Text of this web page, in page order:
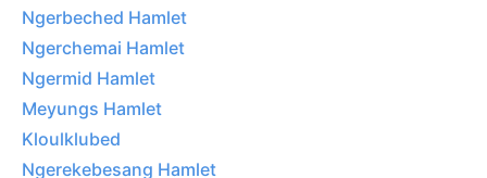
Ngerbeched Hamlet
Ngerchemai Hamlet
Ngermid Hamlet
Meyungs Hamlet
Kloulklubed
Ngerekebesang Hamlet